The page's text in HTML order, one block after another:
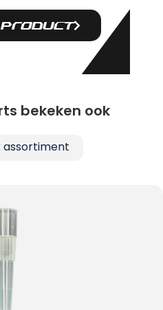
bekeken ook
assortiment